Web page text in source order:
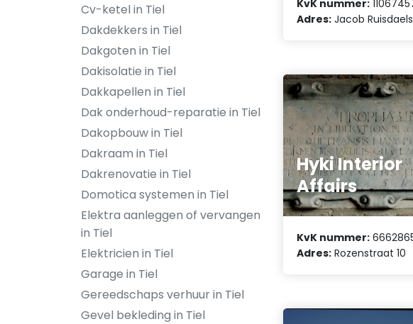
Cv-ketel in Tiel
Dakdekkers in Tiel
Dakgoten in Tiel
Dakisolatie in Tiel
Dakkapellen in Tiel
Dak onderhoud-reparatie in Tiel
Dakopbouw in Tiel
Dakraam in Tiel
Dakrenovatie in Tiel
Domotica systemen in Tiel
Elektra aanleggen of vervangen
in Tiel
Elektricien in Tiel
Garage in Tiel
Gereedschaps verhuur in Tiel
Gevel bekleding in Tiel
KvK nummer:
Adres: Jacob
Hyki Interior
Affairs
KvK nummer:
Adres: Rozenstraat 10